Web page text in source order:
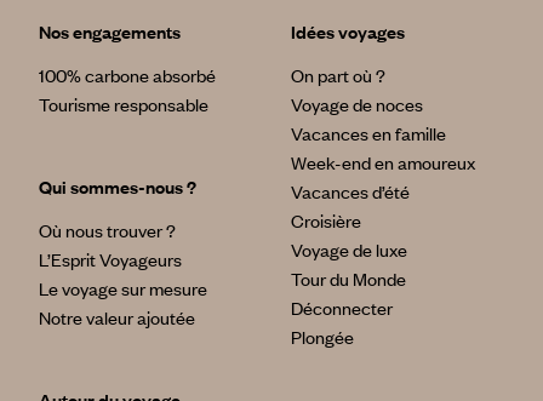
Nos engagements
100% carbone absorbé
Tourisme responsable
Qui sommes-nous ?
Où nous trouver ?
L’Esprit Voyageurs
Le voyage sur mesure
Notre valeur ajoutée
Idées voyages
On part où ?
Voyage de noces
Vacances en famille
Week-end en amoureux
Vacances d’été
Croisière
Voyage de luxe
Tour du Monde
Déconnecter
Plongée